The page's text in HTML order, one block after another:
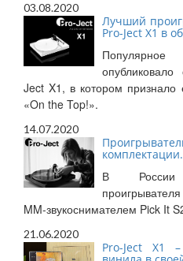
03.08.2020
Лучший
Pro-Ject X1 в
Ject X1, в котором
«On the Top!».
14.07.2020
комплектации.
В России
MM-звукоснимателем Pick It
21.06.2020
Pro-Ject X1